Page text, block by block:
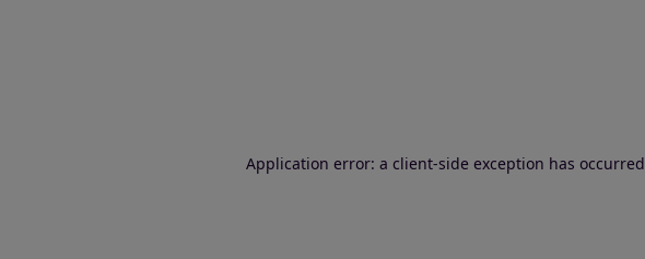
Application error: a client-side exception has occurred